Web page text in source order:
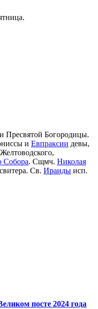
Пресвятой Богородицы.
и Евпраксии девы,
Собора. Сщмч. Николая
Св. Ираиды исп.
посте 2024 года